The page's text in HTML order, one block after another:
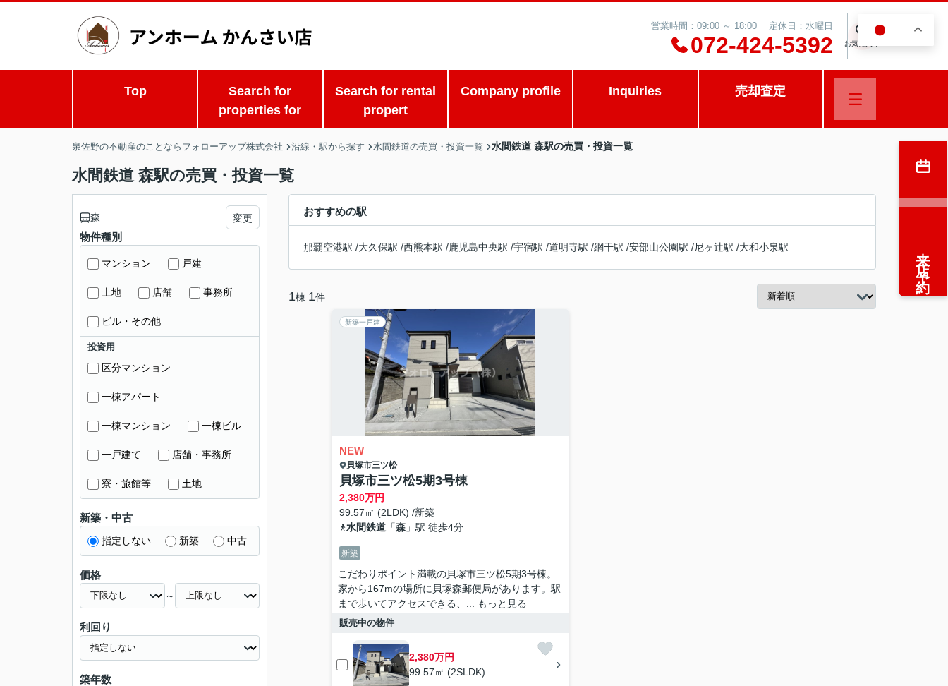
営業時間：09:00 ～ 18:00 定休日：水曜日
072-424-5392 お気に入り
Top
Search for
properties for
Search for rental
propert
Company profile Inquiries 売却査定
泉佐野の不動産のことならフォローアップ株式会社 沿線・駅から探す 水間鉄道の売買・投資一覧 水間鉄道 森駅の売買・投資一覧
水間鉄道 森駅の売買・投資一覧
おすすめの駅
那覇空港駅 /大久保駅 /西熊本駅 /鹿児島中央駅 /宇宿駅 /道明寺駅 /網干駅 /安部山公園駅 /尼ヶ辻駅 /大和小泉駅
1棟 1件
新築一戸建
NEW
貝塚市三ツ松
貝塚市三ツ松5期3号棟
2,380万円
99.57㎡ (2LDK) /新築
水間鉄道「森」駅 徒歩4分
新築
こだわりポイント満載の貝塚市三ツ松5期3号棟。
家から167mの場所に貝塚森郵便局があります。駅
まで歩いてアクセスできる、...
もっと見る
販売中の物件
2,380万円
99.57㎡ (2SLDK)
森 変更
物件種別
マンション 戸建
土地 店舗 事務所
ビル・その他
投資用
区分マンション
一棟アパート
一棟マンション 一棟ビル
一戸建て 店舗・事務所
寮・旅館等 土地
新築・中古
指定しない 新築 中古
価格
～
利回り
築年数
来店予約